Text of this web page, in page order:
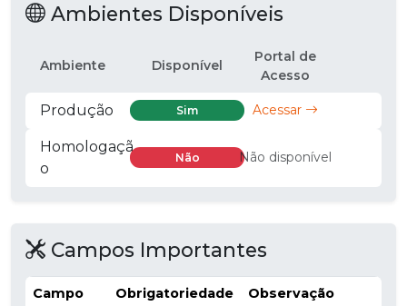
Ambientes Disponíveis
Ambiente Disponível
Portal de
Acesso
Produção Sim Acessar
Homologaçã
o
Não Não disponível
Campos Importantes
Campo Obrigatoriedade Observação